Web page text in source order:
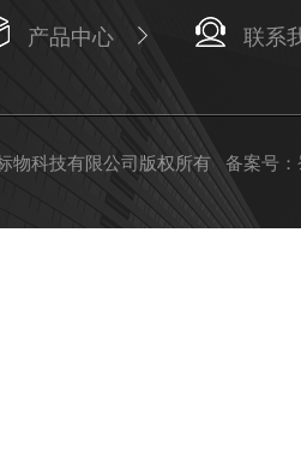
产品中心 联系
物科技有限公司版权所有 备案号：